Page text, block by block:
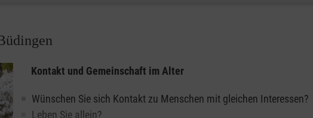
der Ukraine stammen – jeder und jede ist bei unseren Angeboten
auf Augenhöhe und gesellschaftliche Teilhabe geflüchteter
Ehrenamtlichen werden bei uns gezielt auf diese Aufgabe vorbereitet
Kontakt und Gemeinschaft im Alter
Wünschen Sie sich Kontakt zu Menschen mit gleichen Interessen?
Leben Sie allein?